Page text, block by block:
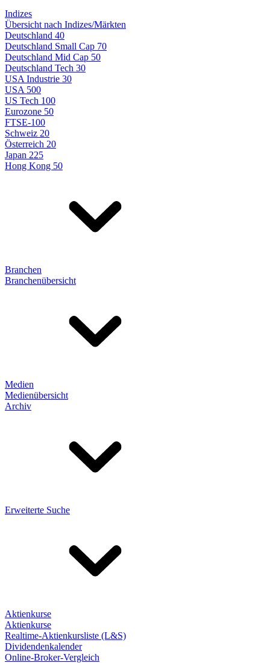
Indizes
Übersicht nach Indizes/Märkten
Deutschland 40
Deutschland Small Cap 70
Deutschland Mid Cap 50
Deutschland Tech 30
USA Industrie 30
USA 500
US Tech 100
Eurozone 50
FTSE-100
Schweiz 20
Österreich 20
Japan 225
Hong Kong 50
Branchen
Branchenübersicht
Medien
Medienübersicht
Archiv
Erweiterte Suche
Aktienkurse
Aktienkurse
Realtime-Aktienkursliste (L&S)
Dividendenkalender
Online-Broker-Vergleich